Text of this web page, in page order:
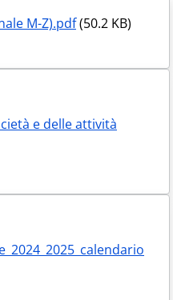
M-Z).pdf(50.2 KB)
e delle attività